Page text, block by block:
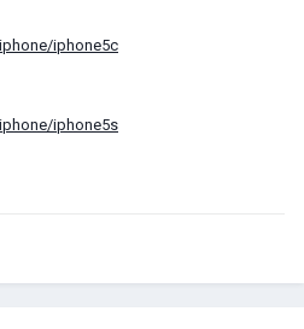
iphone5c
iphone5s